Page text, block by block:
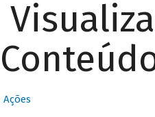
Ações